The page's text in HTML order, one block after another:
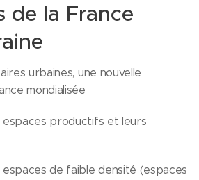
de la France
urbaines, une nouvelle
mondialisée
espaces productifs et leurs
espaces de faible densité (espaces